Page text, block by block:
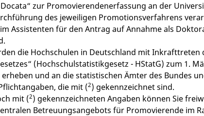
zur Promovierendenerfassung an der
des jeweiligen Promotionsverfahrens
Assistenten für den Antrag auf Annahme als
die Hochschulen in Deutschland mit Inkrafttreten
(Hochschulstatistikgesetz - HStatG) zum 1.
und an die statistischen Ämter des Bundes
die mit (2) gekennzeichnet sind.
mit (2) gekennzeichneten Angaben können Sie
Betreuungsangebots für Promovierende im